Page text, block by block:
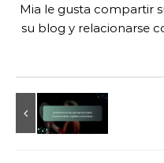
Mia le gusta compartir
su blog y relacionarse